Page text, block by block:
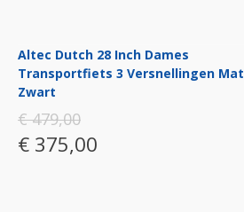
Altec Dutch 28 Inch Dames
Transportfiets 3 Versnellingen Mat
Zwart
€ 479,00
€ 375,00